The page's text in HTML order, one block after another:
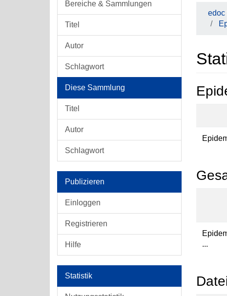
Bereiche & Sammlungen
Titel
Autor
Schlagwort
Diese Sammlung
Titel
Autor
Schlagwort
Publizieren
Einloggen
Registrieren
Hilfe
Statistik
edoc
...